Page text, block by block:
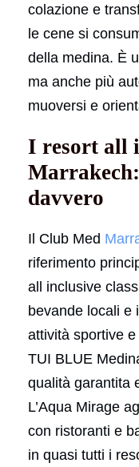
colazione e
le cene si
della medina. È
ma anche più
muoversi e
I resort all
davvero
Il Club Med
riferimento
all inclusive
bevande locali e
attività sportive
TUI BLUE
qualità garantita
L’Aqua Mirage
con ristoranti e
in quasi tutti i